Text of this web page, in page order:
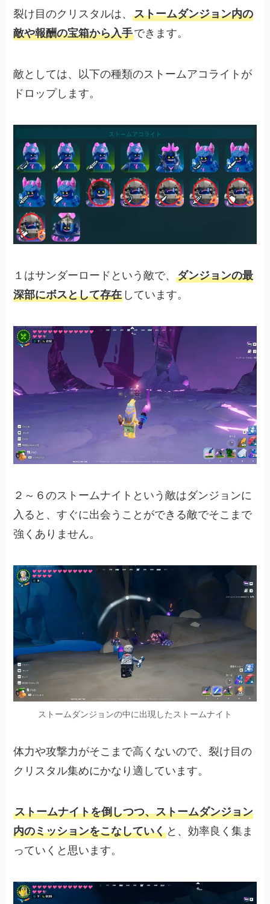
裂け目のクリスタルは、ストームダンジョン内の
敵や報酬の宝箱から入手できます。
敵としては、以下の種類のストームアコライトが
ドロップします。
１はサンダーロードという敵で、ダンジョンの最
深部にボスとして存在 しています。
２～６のストームナイトという敵はダンジョンに
入ると、すぐに出会うことができる敵でそこまで
強くありません。
ストームダンジョンの中に出現したストームナイト
体力や攻撃力がそこまで高くないので、裂け目の
クリスタル集めにかなり適しています。
ストームナイトを倒しつつ、ストームダンジョン
内のミッションをこなしていく と、効率良く集ま
っていくと思います。